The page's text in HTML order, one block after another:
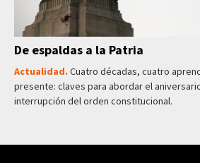
De espaldas a la Patria
Actualidad. Cuatro décadas, cuatro
presente: claves para abordar el
interrupción del orden constitucional.